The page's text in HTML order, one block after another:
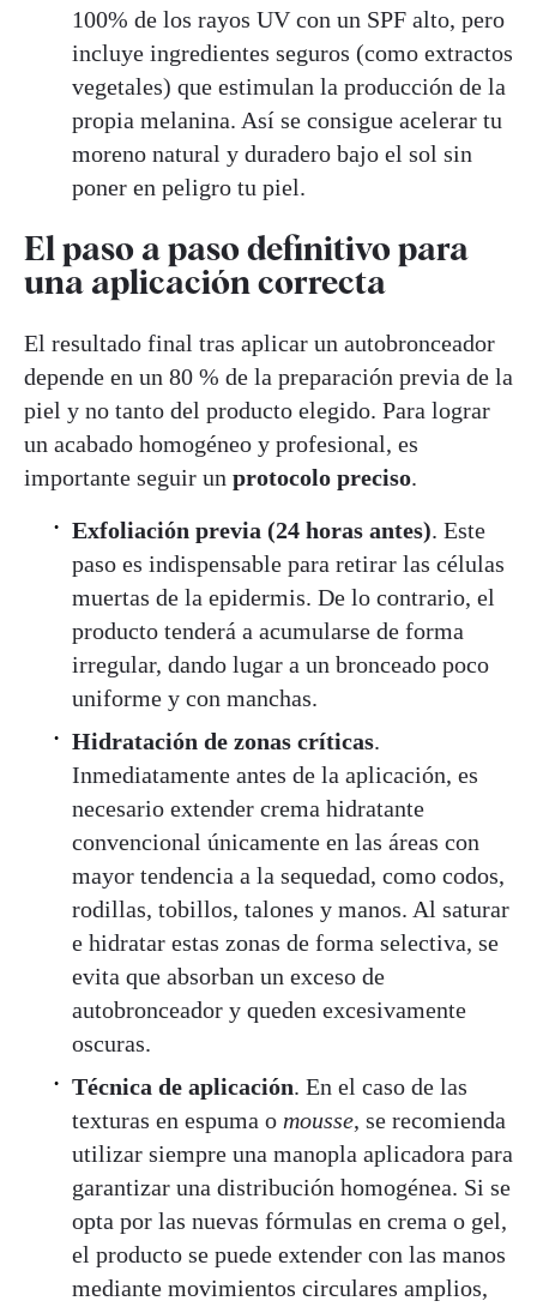
100% de los rayos UV con un SPF alto, pero
incluye ingredientes seguros (como extractos
vegetales) que estimulan la producción de la
propia melanina. Así se consigue acelerar tu
moreno natural y duradero bajo el sol sin
poner en peligro tu piel.
El paso a paso definitivo para
una aplicación correcta
El resultado final tras aplicar un autobronceador
depende en un 80 % de la preparación previa de la
piel y no tanto del producto elegido. Para lograr
un acabado homogéneo y profesional, es
importante seguir un protocolo preciso.
Exfoliación previa (24 horas antes). Este
paso es indispensable para retirar las células
muertas de la epidermis. De lo contrario, el
producto tenderá a acumularse de forma
irregular, dando lugar a un bronceado poco
uniforme y con manchas.
Hidratación de zonas críticas.
Inmediatamente antes de la aplicación, es
necesario extender crema hidratante
convencional únicamente en las áreas con
mayor tendencia a la sequedad, como codos,
rodillas, tobillos, talones y manos. Al saturar
e hidratar estas zonas de forma selectiva, se
evita que absorban un exceso de
autobronceador y queden excesivamente
oscuras.
Técnica de aplicación. En el caso de las
texturas en espuma o mousse, se recomienda
utilizar siempre una manopla aplicadora para
garantizar una distribución homogénea. Si se
opta por las nuevas fórmulas en crema o gel,
el producto se puede extender con las manos
mediante movimientos circulares amplios,